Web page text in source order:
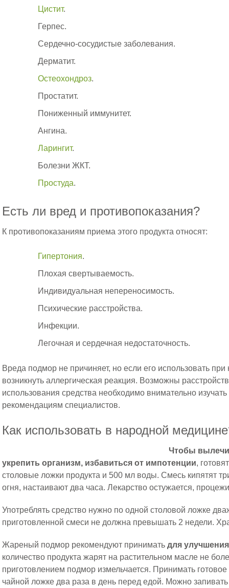
Цистит.
Герпес.
Сердечно-сосудистые заболевания.
Дерматит.
Остеохондроз.
Простатит.
Пониженный иммунитет.
Ангина.
Ларингит.
Болезни ЖКТ.
Простуда.
Есть ли вред и противопоказания?
К противопоказаниям приема этого продукта относят:
Гипертония.
Плохая свертываемость.
Индивидуальная непереносимость.
Психические расстройства.
Инфекции.
Легочная и сердечная недостаточность.
Вреда подмор не причиняет, но если его использовать
возникнуть аллергическая реакция. Возможны
использования средства необходимо внимательно
рекомендациям специалистов.
Как использовать в народной
Чтобы
укрепить организм, избавиться от импотенции,
столовые ложки продукта и 500 мл воды. Смесь кипятят
огня, настаивают два часа. Лекарство остужается,
Употреблять средство нужно по одной столовой ложке
приготовленной смеси не должна превышать 2 недели.
Жареный подмор рекомендуют принимать для
количество продукта жарят на растительном масле не
приготовлением подмор измельчается. Принимать
чайной ложке два раза в день перед едой. Можно